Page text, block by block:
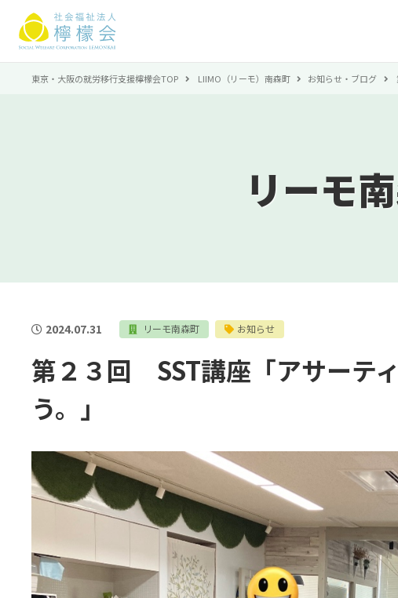
東京・大阪の就労移行支援檸檬会TOP LIIMO（リーモ）南森町 お知らせ・ブログ
リーモ
2024.07.31 リーモ南森町 お知らせ
第２３回 SST講座「アサーテ
う。」